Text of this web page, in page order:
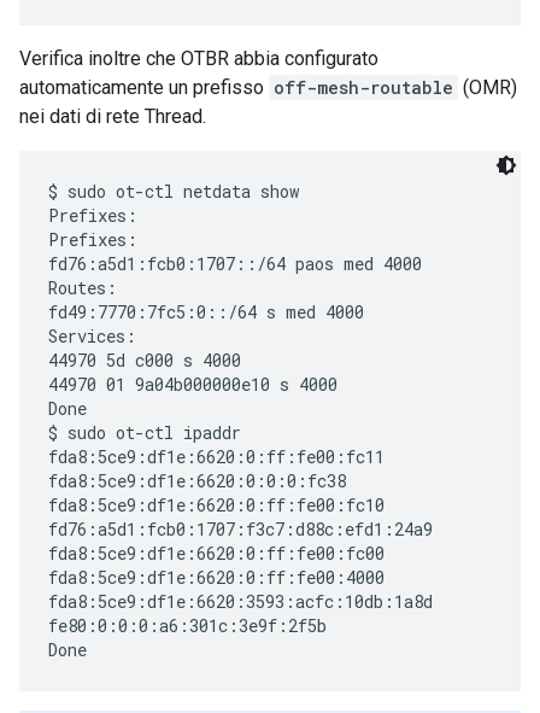
Verifica inoltre che OTBR abbia configurato
automaticamente un prefisso off-mesh-routable (OMR)
nei dati di rete Thread.
$ sudo ot-ctl netdata show
Prefixes:
Prefixes:
fd76:a5d1:fcb0:1707::/64 paos med 4000
Routes:
fd49:7770:7fc5:0::/64 s med 4000
Services:
44970 5d c000 s 4000
44970 01 9a04b000000e10 s 4000
Done
$ sudo ot-ctl ipaddr
fda8:5ce9:df1e:6620:0:ff:fe00:fc11
fda8:5ce9:df1e:6620:0:0:0:fc38
fda8:5ce9:df1e:6620:0:ff:fe00:fc10
fd76:a5d1:fcb0:1707:f3c7:d88c:efd1:24a9
fda8:5ce9:df1e:6620:0:ff:fe00:fc00
fda8:5ce9:df1e:6620:0:ff:fe00:4000
fda8:5ce9:df1e:6620:3593:acfc:10db:1a8d
fe80:0:0:0:a6:301c:3e9f:2f5b